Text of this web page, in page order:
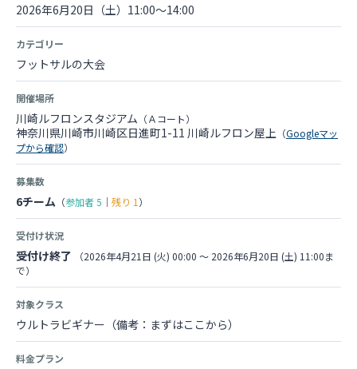
2026年6月20日（土）11:00～14:00
カテゴリー
フットサルの大会
開催場所
川崎ルフロンスタジアム （Ａコート）
神奈川県川崎市川崎区日進町1-11 川崎ルフロン屋上 （Googleマッ
プから確認）
募集数
6チーム （参加者5 ｜ 残り 1 ）
受付け状況
受付け終了
（2026年4月21日 (火) 00:00 〜 2026年6月20日 (土) 11:00ま
で）
対象クラス
ウルトラビギナー（備考：まずはここから）
料金プラン